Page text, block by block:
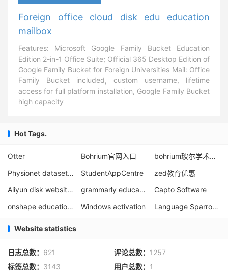
Foreign office cloud disk edu education
mailbox
Features: Microsoft Google Family Bucket Education
Edition 2-in-1 Office Suite; Official 365 Desktop Edition of
Google Family Bucket for Foreign Universities Mail: Office
Family Bucket included, custom username, lifetime
access for full platform installation, Google Family Bucket
high capacity
Hot Tags.
Otter Bohrium官网入口
bohrium玻尔学术Windows客户端免费下载
Physionet dataset registration tutorial
StudentAppCentre
zed教育优惠
Aliyun disk website resources
grammarly education purchase membership
Capto Software
onshape education plan
Windows activation Language Sparrow Public Interest Edition Application
Website statistics
日志总数： 621 评论总数： 1257
标签总数： 3143 用户总数： 1